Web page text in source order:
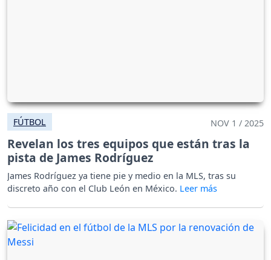
FÚTBOL NOV 1 / 2025
Revelan los tres equipos que están tras la
pista de James Rodríguez
James Rodríguez ya tiene pie y medio en la MLS, tras su
discreto año con el Club León en México.